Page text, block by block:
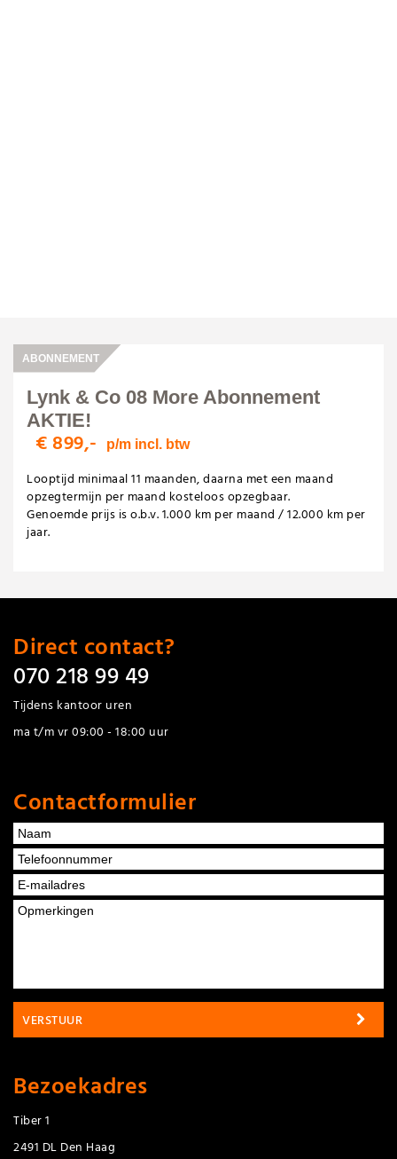
ABONNEMENT
Lynk & Co 08 More Abonnement
AKTIE!
€ 899,- p/m incl. btw
Looptijd minimaal 11 maanden, daarna met een maand
opzegtermijn per maand kosteloos opzegbaar.
Genoemde prijs is o.b.v. 1.000 km per maand / 12.000 km per
jaar.
Direct contact?
070 218 99 49
Tijdens kantoor uren
ma t/m vr 09:00 - 18:00 uur
Contactformulier
VERSTUUR
Bezoekadres
Tiber 1
2491 DL Den Haag